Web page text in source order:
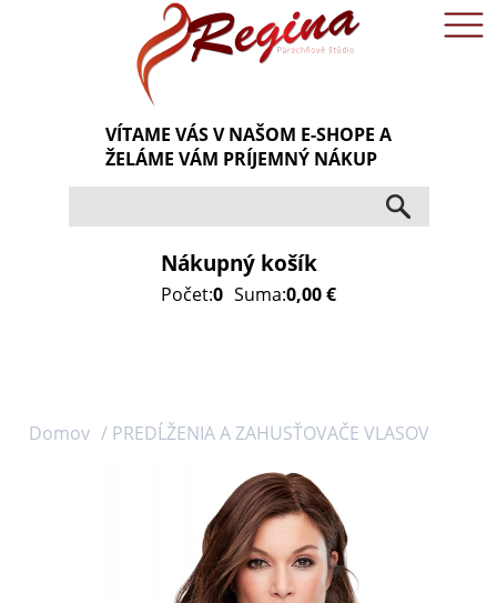
VÍTAME VÁS V NAŠOM E-SHOPE A
ŽELÁME VÁM PRÍJEMNÝ NÁKUP
Nákupný košík
Počet:0 Suma:0,00 €
Domov / PREDĹŽENIA A ZAHUSŤOVAČE VLASOV